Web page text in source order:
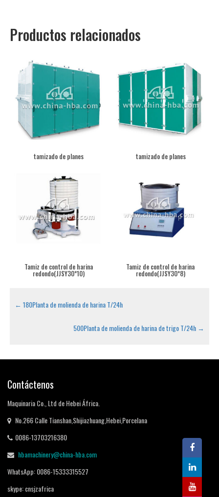
Productos relacionados
tamizado de planes tamizado de planes
Tamiz de control de harina
redondo(JJSY30*10)
Tamiz de control de harina
redondo(JJSY30*8)
← 180Planta de molienda de harina T/24h
500Planta de molienda de harina de trigo T/24h →
Contáctenos
Maquinaria Co., Ltd de Hebei África.
No.266 Calle Tianshan,Shijiazhuang,Hebei,Porcelana
0086-13703216380
hbamachinery@china-hba.com
WhatsApp: 0086-15333315527
skype: cnsjzafrica